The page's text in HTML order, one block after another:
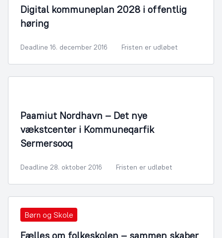
Digital kommuneplan 2028 i offentlig
høring
Deadline 16. december 2016 Fristen er udløbet
Paamiut Nordhavn – Det nye
vækstcenter i Kommuneqarfik
Sermersooq
Deadline 28. oktober 2016 Fristen er udløbet
Børn og Skole
Fælles om folkeskolen – sammen skaber